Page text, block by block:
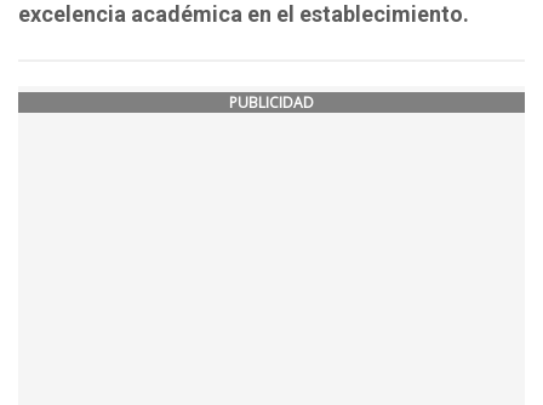
excelencia académica en el establecimiento.
PUBLICIDAD